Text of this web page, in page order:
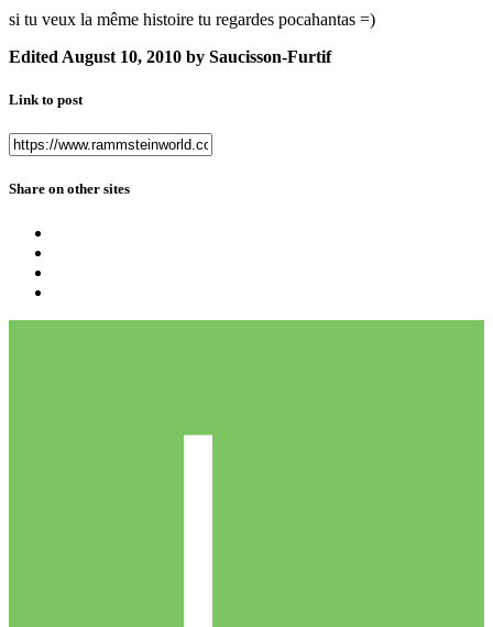
si tu veux la même histoire tu regardes pocahantas =)
Edited August 10, 2010 by Saucisson-Furtif
Link to post
Share on other sites